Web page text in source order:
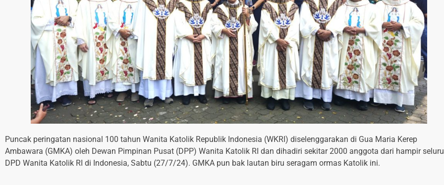
Puncak peringatan nasional 100 tahun Wanita Katolik Republik Indonesia (WKRI) diselenggarakan di Gua Maria Kerep
Ambawara (GMKA) oleh Dewan Pimpinan Pusat (DPP) Wanita Katolik RI dan dihadiri sekitar 2000 anggota dari hampir
DPD Wanita Katolik RI di Indonesia, Sabtu (27/7/24). GMKA pun bak lautan biru seragam ormas Katolik ini.